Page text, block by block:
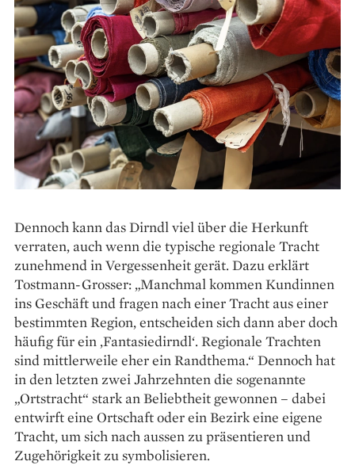
Dennoch kann das Dirndl viel über die Herkunft
verraten, auch wenn die typische regionale Tracht
zunehmend in Vergessenheit gerät. Dazu erklärt
Tostmann-Grosser: „Manchmal kommen Kundinnen
ins Geschäft und fragen nach einer Tracht aus einer
bestimmten Region, entscheiden sich dann aber doch
häufig für ein ‚Fantasiedirndl‘. Regionale Trachten
sind mittlerweile eher ein Randthema.“ Dennoch hat
in den letzten zwei Jahrzehnten die sogenannte
„Ortstracht“ stark an Beliebtheit gewonnen – dabei
entwirft eine Ortschaft oder ein Bezirk eine eigene
Tracht, um sich nach aussen zu präsentieren und
Zuge­hörigkeit zu symbolisieren.